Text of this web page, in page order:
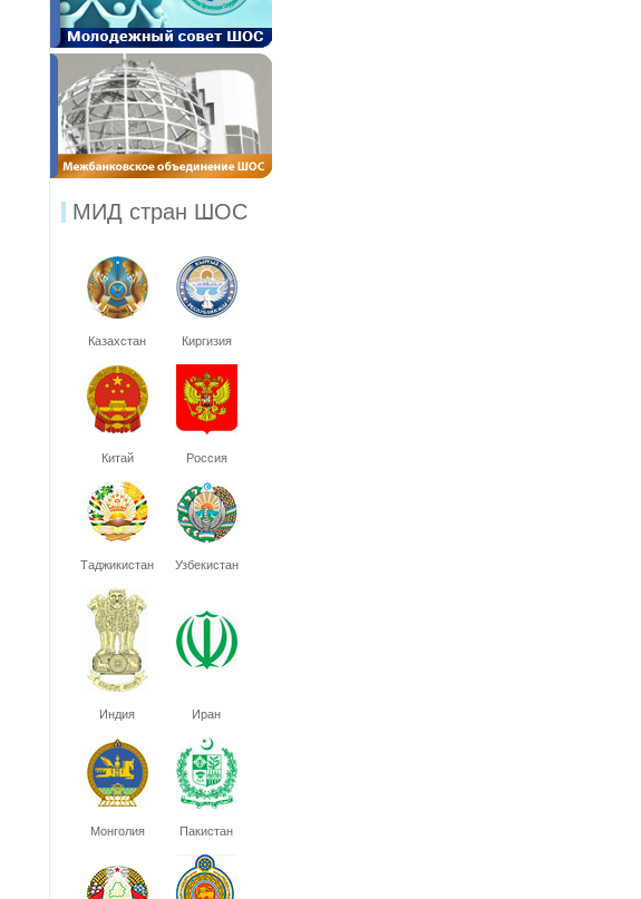
МИД стран ШОС
Казахстан Киргизия
Китай Россия
Таджикистан Узбекистан
Индия Иран
Монголия Пакистан